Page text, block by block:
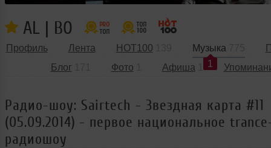
AL | BO
Профиль Лента HOT100
Музыка
1
Блог
Фото Афиша
Радио-шоу: Sairtech - Звездная карта #11
(05.09.2014) - первое национальное
радиошоу